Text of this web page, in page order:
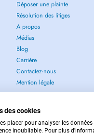
Déposer une plainte
Résolution des litiges
A propos
Médias
Blog
Carrière
Contactez-nous
Mention légale
des cookies
placer pour analyser les
inoubliable. Pour plus